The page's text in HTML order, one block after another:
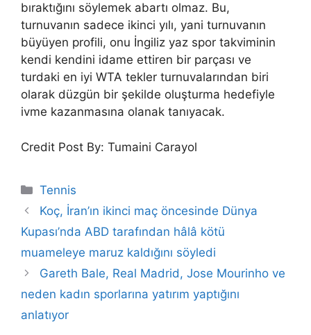
bıraktığını söylemek abartı olmaz. Bu,
turnuvanın sadece ikinci yılı, yani turnuvanın
büyüyen profili, onu İngiliz yaz spor takviminin
kendi kendini idame ettiren bir parçası ve
turdaki en iyi WTA tekler turnuvalarından biri
olarak düzgün bir şekilde oluşturma hedefiyle
ivme kazanmasına olanak tanıyacak.
Credit Post By: Tumaini Carayol
Categories
Tennis
Koç, İran’ın ikinci maç öncesinde Dünya
Kupası’nda ABD tarafından hâlâ kötü
muameleye maruz kaldığını söyledi
Gareth Bale, Real Madrid, Jose Mourinho ve
neden kadın sporlarına yatırım yaptığını
anlatıyor